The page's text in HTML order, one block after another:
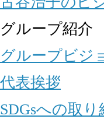
グループ紹介
グループビジ
代表挨拶
SDGsへの取り